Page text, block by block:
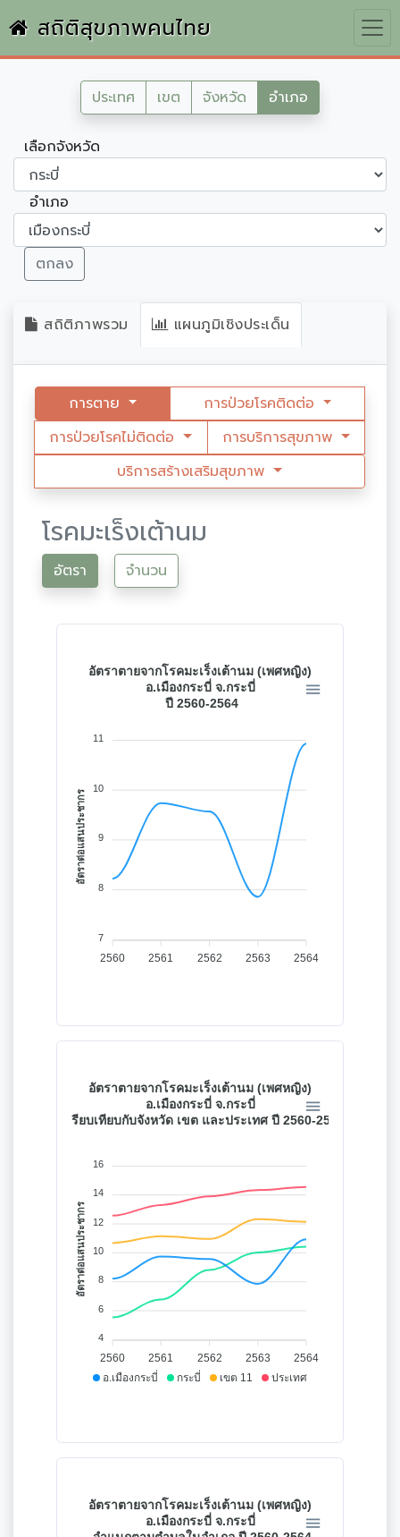
สถิติสุขภาพคนไทย
ประเทศ เขต จังหวัด อำเภอ
เลือกจังหวัด
อำเภอ
ตกลง
สถิติภาพรวม แผนภูมิเชิงประเด็น
การตาย
การป่วยโรคติดต่อ
การป่วยโรคไม่ติดต่อ
การบริการสุขภาพ
บริการสร้างเสริมสุขภาพ
โรคมะเร็งเต้านม
อัตรา จำนวน